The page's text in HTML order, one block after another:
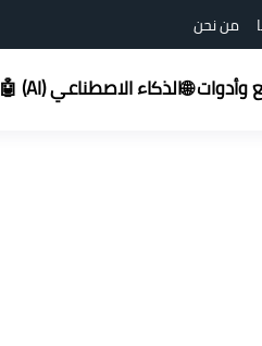
من نحن
وأدوات 🌐الذكاء الاصطناعي (AI) 🤖